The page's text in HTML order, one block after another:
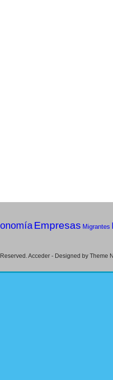
Empresas Migrantes
Acceder - Designed by Theme